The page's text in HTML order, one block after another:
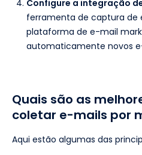
Configure a integração
ferramenta de captura de
plataforma de e-mail
automaticamente novos
Quais são as
coletar e-mails por
Aqui estão algumas das